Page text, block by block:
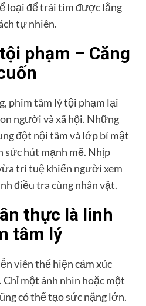
loại để trái tim được lắng
tự nhiên.
phạm – Căng
phim tâm lý tội phạm lại
người và xã hội. Những
đột nội tâm và lớp bí mật
sức hút mạnh mẽ. Nhịp
trí tuệ khiến người xem
điều tra cùng nhân vật.
thực là linh
tâm lý
viên thể hiện cảm xúc
Chỉ một ánh nhìn hoặc một
có thể tạo sức nặng lớn.